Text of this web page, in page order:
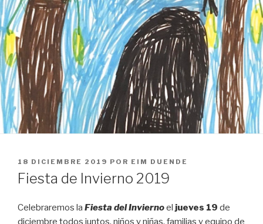
PUBLICADO
EL
18 DICIEMBRE 2019 POR EIM DUENDE
Fiesta de Invierno 2019
Celebraremos la Fiesta del Inviernoel jueves 19 de
diciembre todos juntos, niños y niñas, familias y equipo de